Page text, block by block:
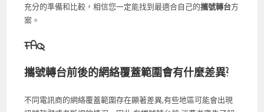
充分的準備和比較，相信您一定能找到最適合自己的攜號轉台方
案。
FAQ
攜號轉台前後的網絡覆蓋範圍會有什麼差異?
不同電訊商的網絡覆蓋範圍存在顯著差異,有些地區可能會出現